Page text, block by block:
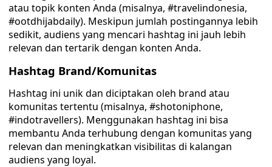
atau topik konten Anda (misalnya, #travelindonesia,
#ootdhijabdaily). Meskipun jumlah postingannya lebih
sedikit, audiens yang mencari hashtag ini jauh lebih
relevan dan tertarik dengan konten Anda.
Hashtag Brand/Komunitas
Hashtag ini unik dan diciptakan oleh brand atau
komunitas tertentu (misalnya, #shotoniphone,
#indotravellers). Menggunakan hashtag ini bisa
membantu Anda terhubung dengan komunitas yang
relevan dan meningkatkan visibilitas di kalangan
audiens yang loyal.